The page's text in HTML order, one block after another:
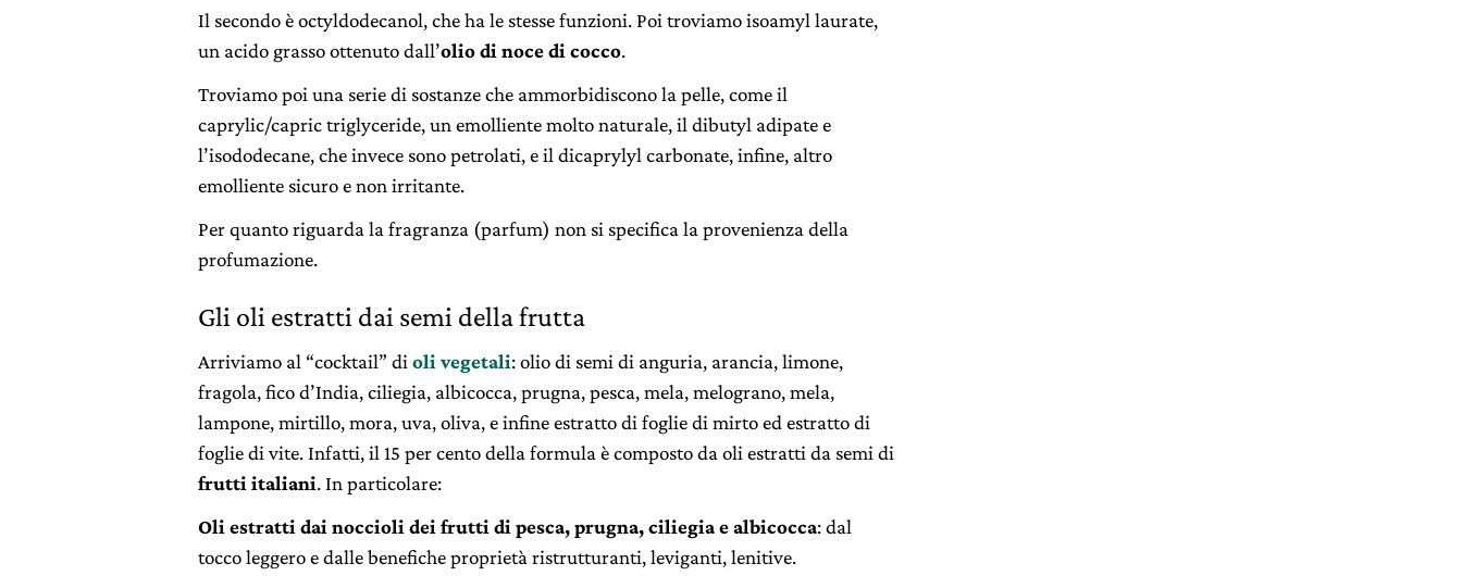
Il secondo è octyldodecanol, che ha le stesse funzioni. Poi troviamo isoamyl laurate,
un acido grasso ottenuto dall’olio di noce di cocco.
Troviamo poi una serie di sostanze che ammorbidiscono la pelle, come il
caprylic/capric triglyceride, un emolliente molto naturale, il dibutyl adipate e
l’isododecane, che invece sono petrolati, e il dicaprylyl carbonate, infine, altro
emolliente sicuro e non irritante.
Per quanto riguarda la fragranza (parfum) non si specifica la provenienza della
profumazione.
Gli oli estratti dai semi della frutta
Arriviamo al “cocktail” di oli vegetali: olio di semi di anguria, arancia, limone,
fragola, fico d’India, ciliegia, albicocca, prugna, pesca, mela, melograno, mela,
lampone, mirtillo, mora, uva, oliva, e infine estratto di foglie di mirto ed estratto di
foglie di vite. Infatti, il 15 per cento della formula è composto da oli estratti da semi di
frutti italiani. In particolare:
Oli estratti dai noccioli dei frutti di pesca, prugna, ciliegia e albicocca: dal
tocco leggero e dalle benefiche proprietà ristrutturanti, leviganti, lenitive.